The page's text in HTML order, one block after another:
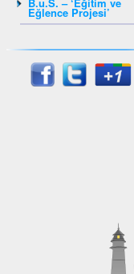
Eğlence Projesi’